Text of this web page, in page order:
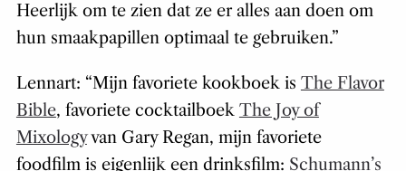
Heerlijk om te zien dat ze er alles aan doen om
hun smaakpapillen optimaal te gebruiken.”
Lennart: “Mijn favoriete kookboek is The Flavor
Bible, favoriete cocktailboek The Joy of
Mixologyvan Gary Regan, mijn favoriete
foodfilm is eigenlijk een drinksfilm: Schumann’s